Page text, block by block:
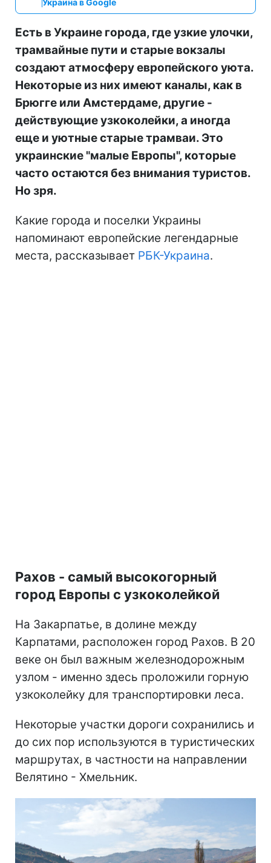
Украина в Google
Есть в Украине города, где узкие улочки,
трамвайные пути и старые вокзалы
создают атмосферу европейского уюта.
Некоторые из них имеют каналы, как в
Брюгге или Амстердаме, другие -
действующие узкоколейки, а иногда
еще и уютные старые трамваи. Это
украинские "малые Европы", которые
часто остаются без внимания туристов.
Но зря.
Какие города и поселки Украины
напоминают европейские легендарные
места, рассказывает РБК-Украина.
Рахов - самый высокогорный
город Европы с узкоколейкой
На Закарпатье, в долине между
Карпатами, расположен город Рахов. В 20
веке он был важным железнодорожным
узлом - именно здесь проложили горную
узкоколейку для транспортировки леса.
Некоторые участки дороги сохранились и
до сих пор используются в туристических
маршрутах, в частности на направлении
Велятино - Хмельник.